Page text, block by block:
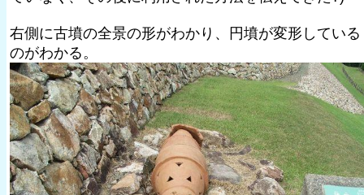
右側に古墳の全景の形がわかり、円墳が変形している
のがわかる。